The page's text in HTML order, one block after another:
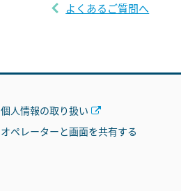
よくあるご質問へ
個人情報の取り扱い
オペレーターと画面を共有する